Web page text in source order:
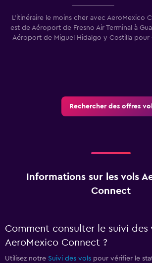
L'itinéraire le moins cher avec AeroMexico
est de Aéroport de Fresno Air Terminal à
Aéroport de Miguel Hidalgo y Costilla pour
Rechercher des offres vol
Informations sur les vols
Connect
Comment consulter le suivi des
AeroMexico Connect ?
Utilisez notre Suivi des vols pour vérifier le